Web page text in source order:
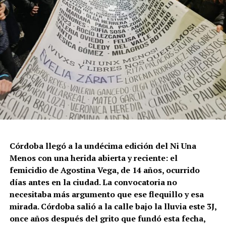
Córdoba llegó a la undécima edición del Ni Una
Menos con una herida abierta y reciente: el
femicidio de Agostina Vega, de 14 años, ocurrido
días antes en la ciudad. La convocatoria no
necesitaba más argumento que ese flequillo y esa
mirada. Córdoba salió a la calle bajo la lluvia este 3J,
once años después del grito que fundó esta fecha,